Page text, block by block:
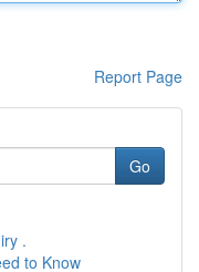
Report Page
Go
.
to Know